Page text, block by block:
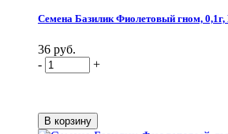
Семена Базилик Фиолетовый гном,
36 руб.
-
+